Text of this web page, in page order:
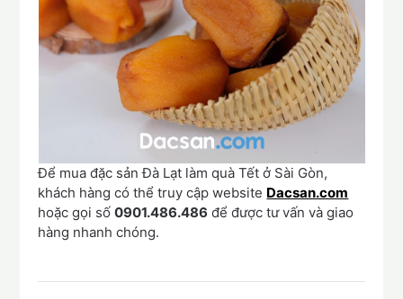
Để mua đặc sản Đà Lạt làm quà Tết ở Sài Gòn,
khách hàng có thể truy cập website Dacsan.com
hoặc gọi số0901.486.486 để được tư vấn và giao
hàng nhanh chóng.